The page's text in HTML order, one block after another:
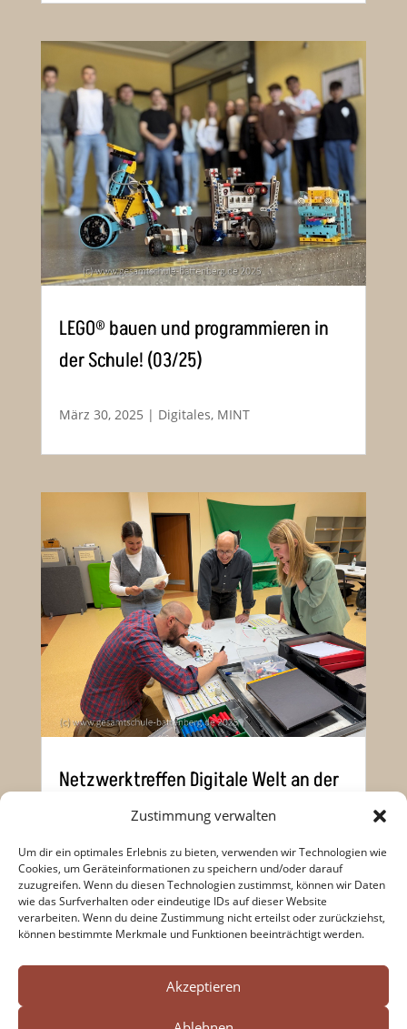
Zustimmung verwalten
Um dir ein optimales Erlebnis zu bieten, verwenden wir Technologien wie
Cookies, um Geräteinformationen zu speichern und/oder darauf
zuzugreifen. Wenn du diesen Technologien zustimmst, können wir Daten
wie das Surfverhalten oder eindeutige IDs auf dieser Website
verarbeiten. Wenn du deine Zustimmung nicht erteilst oder zurückziehst,
können bestimmte Merkmale und Funktionen beeinträchtigt werden.
Akzeptieren
LEGO® bauen und programmieren in
der Schule! (03/25)
März 30, 2025 | Digitales, MINT
Netzwerktreffen Digitale Welt an der
GSB (02/25)
Feb. 12, 2025|Digitales,MINT,
Veranstaltungen
« Ältere Einträge
Search Search Button
